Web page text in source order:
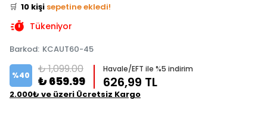
🛒 10 kişi sepetine ekledi!
✅ Bugün 7 adet
Tükeniyor
Barkod: KCAUT60-45
%40 ₺ 1,099.00
₺ 659.99
Havale/EFT ile %5 indirim
626,99 TL
2.000₺ ve üzeri Ücretsiz Kargo